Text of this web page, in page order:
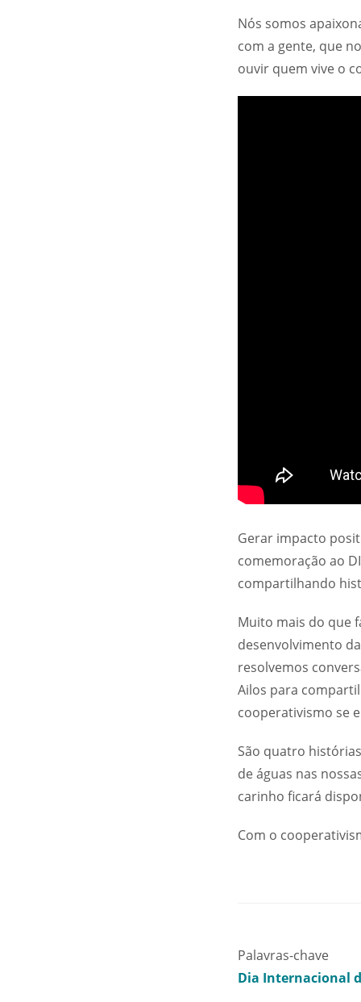
Nós somos
com a gente, que
ouvir quem vive o
Gerar impacto
comemoração ao
compartilhando
Muito mais do que
desenvolvimento
resolvemos
Ailos para
cooperativismo se
São quatro
de águas nas
carinho ficará
Com o
Palavras-chave
Dia Internacional